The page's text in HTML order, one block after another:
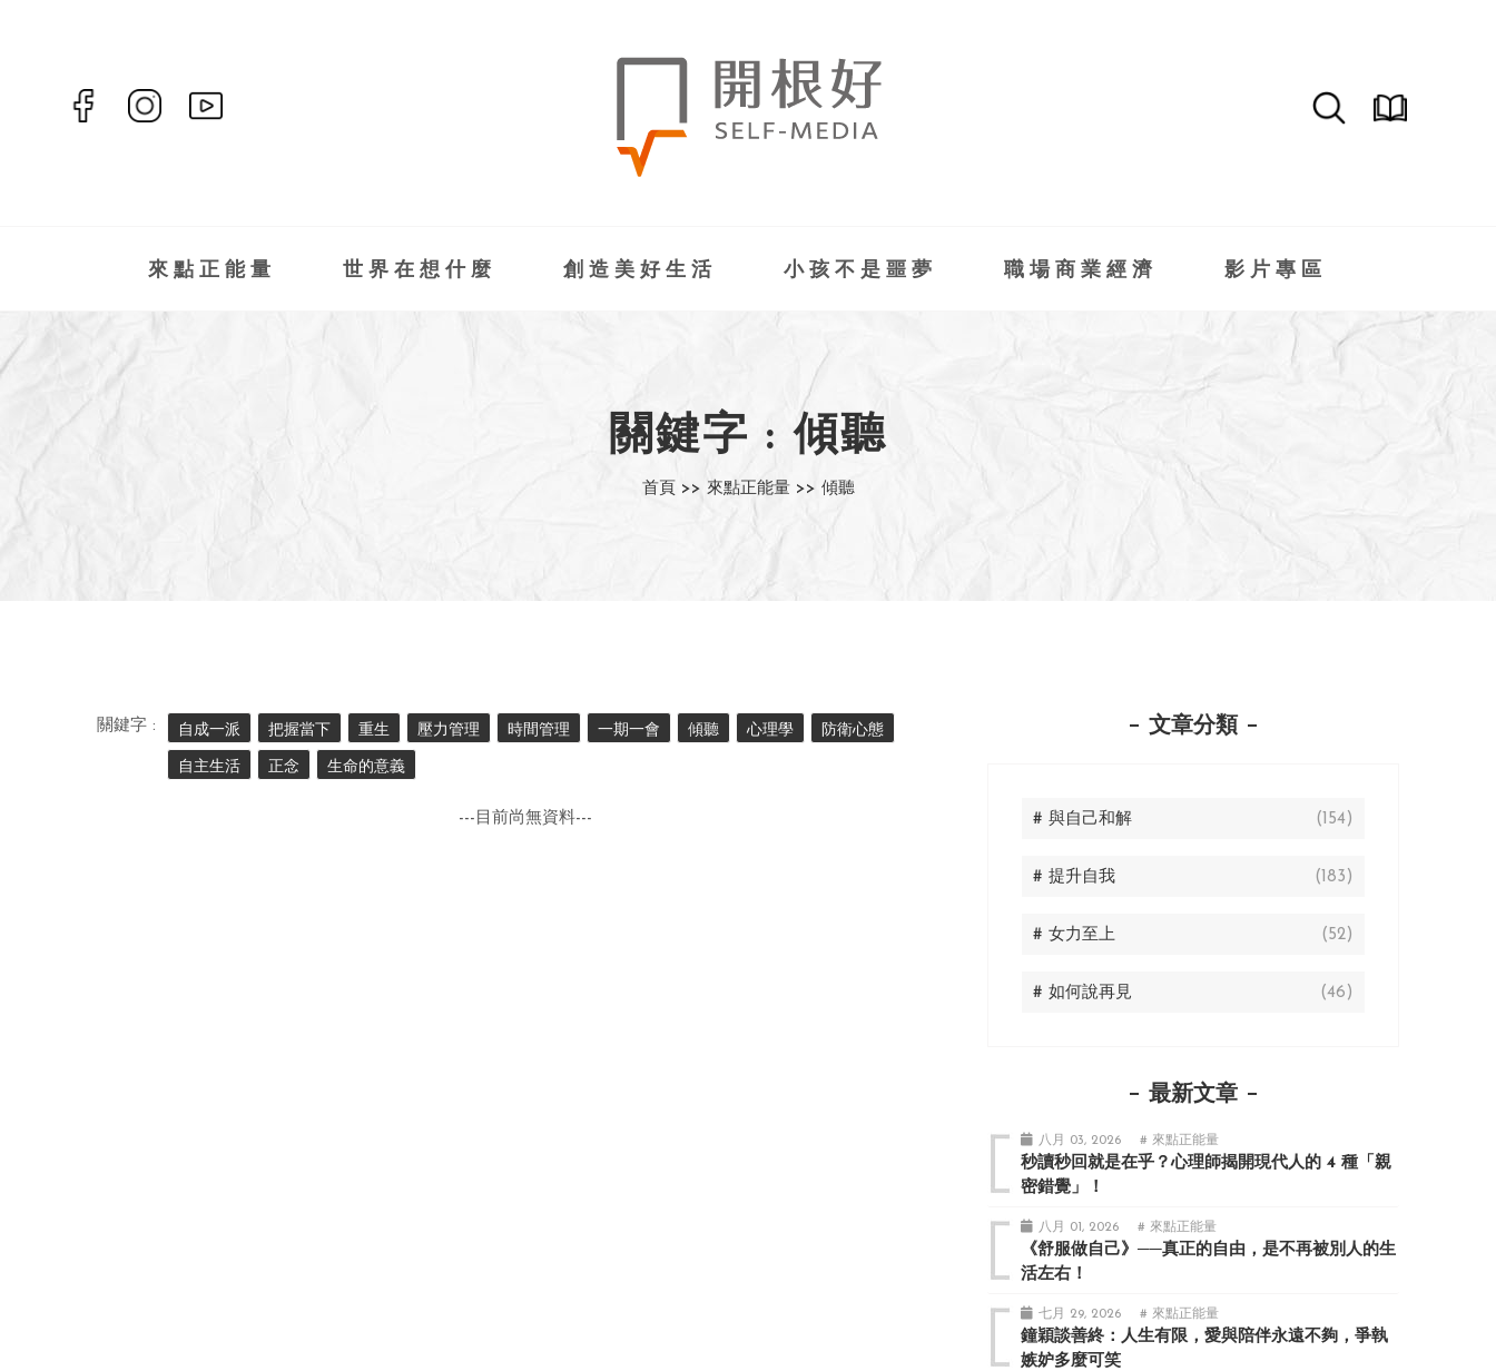
來點正能量 世界在想什麼 創造美好生活 小孩不是噩夢 職場商業經濟 影片專區
關鍵字 : 傾聽
首頁 >> 來點正能量 >> 傾聽
關鍵字 : 自成一派 把握當下 重生 壓力管理 時間管理 一期一會 傾聽 心理學 防衛心態
自主生活 正念 生命的意義
---目前尚無資料---
文章分類
# 與自己和解 (154)
# 提升自我 (183)
# 女力至上 (52)
# 如何說再見 (46)
最新文章
八月 03, 2026 # 來點正能量
秒讀秒回就是在乎？心理師揭開現代人的 4 種「親
密錯覺」！
八月 01, 2026 # 來點正能量
《舒服做自己》──真正的自由，是不再被別人的生
活左右！
七月 29, 2026 # 來點正能量
鐘穎談善終：人生有限，愛與陪伴永遠不夠，爭執
嫉妒多麼可笑